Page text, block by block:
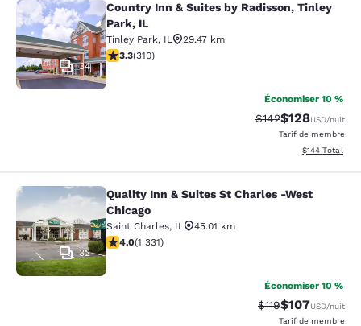
Country Inn & Suites by Radisson,
34
Country Inn & Suites by Radisson, Tinley
Park, IL
Tinley Park, IL
29.47 km
3.32 étoiles. Bien. 310 commentaires
3.3(310)
Économiser 10 %
Tarif barré :
$142Tarif réduit :
$128USD/nuit
Tarif de membre
Afficher les
$144 Total
Quality Inn & Suites St Charles -
32
Quality Inn & Suites St Charles -West
Chicago
Saint Charles, IL
45.01 km
3.95 étoiles. Bien. 1331 commentaires
4.0(1 331)
Économiser 10 %
Tarif barré :
$119Tarif réduit :
$107USD/nuit
Tarif de membre